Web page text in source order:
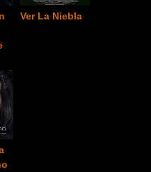
Ver La Niebla